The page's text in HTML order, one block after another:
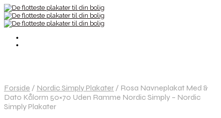
Forside / Nordic Simply Plakater / Rosa Navneplakat Med &
Dato Kålorm 50×70 Uden Ramme Nordic Simply – Nordic
Simply Plakater